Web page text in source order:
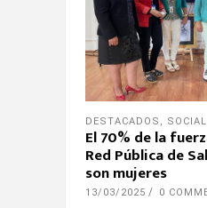
DESTACADOS , SOCIAL
El 70% de la
Red Pública de
son mujeres
13/03/2025 0